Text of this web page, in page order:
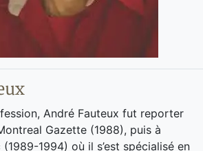
André Fauteux fut reporter
Gazette (1988), puis à
1994) où il s’est spécialisé en